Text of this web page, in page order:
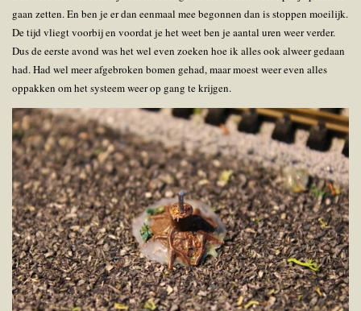
gaan zetten. En ben je er dan eenmaal mee begonnen dan is stoppen moeilijk.
De tijd vliegt voorbij en voordat je het weet ben je aantal uren weer verder.
Dus de eerste avond was het wel even zoeken hoe ik alles ook alweer gedaan
had. Had wel meer afgebroken bomen gehad, maar moest weer even alles
oppakken om het systeem weer op gang te krijgen.